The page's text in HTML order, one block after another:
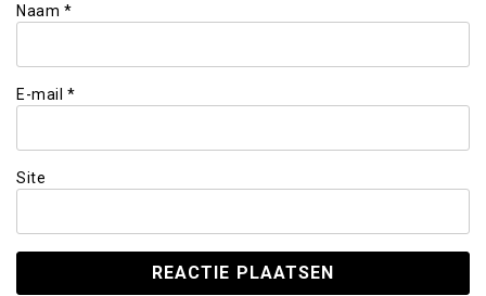
Naam *
E-mail *
Site